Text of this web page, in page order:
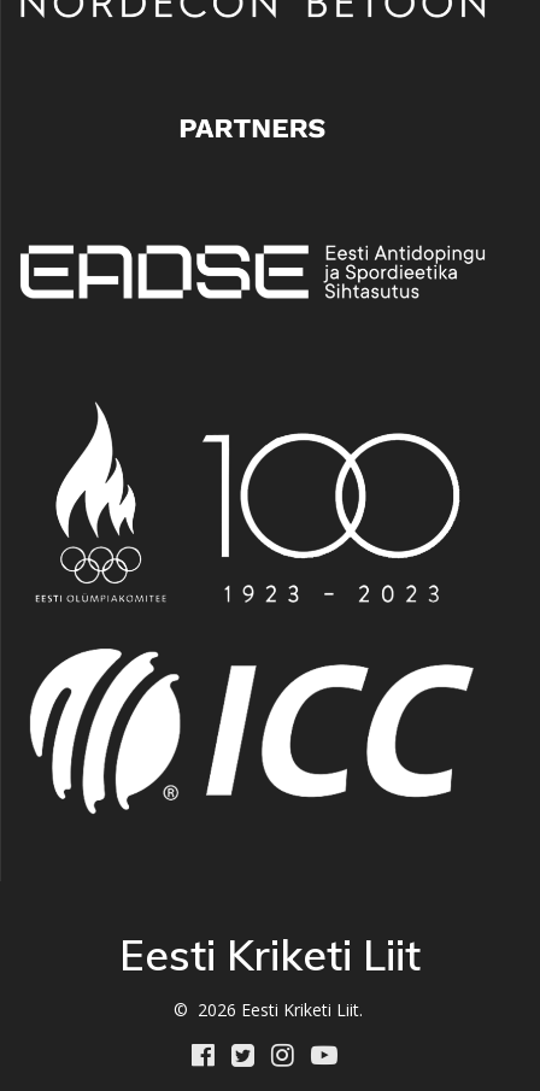
Eesti Kriketi Liit
© 2026 Eesti Kriketi Liit.